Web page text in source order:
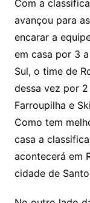
Com a
avançou para
encarar a
em casa por 3
Sul, o time de
dessa vez por
Farroupilha e
Como tem
casa a
acontecerá em
cidade de